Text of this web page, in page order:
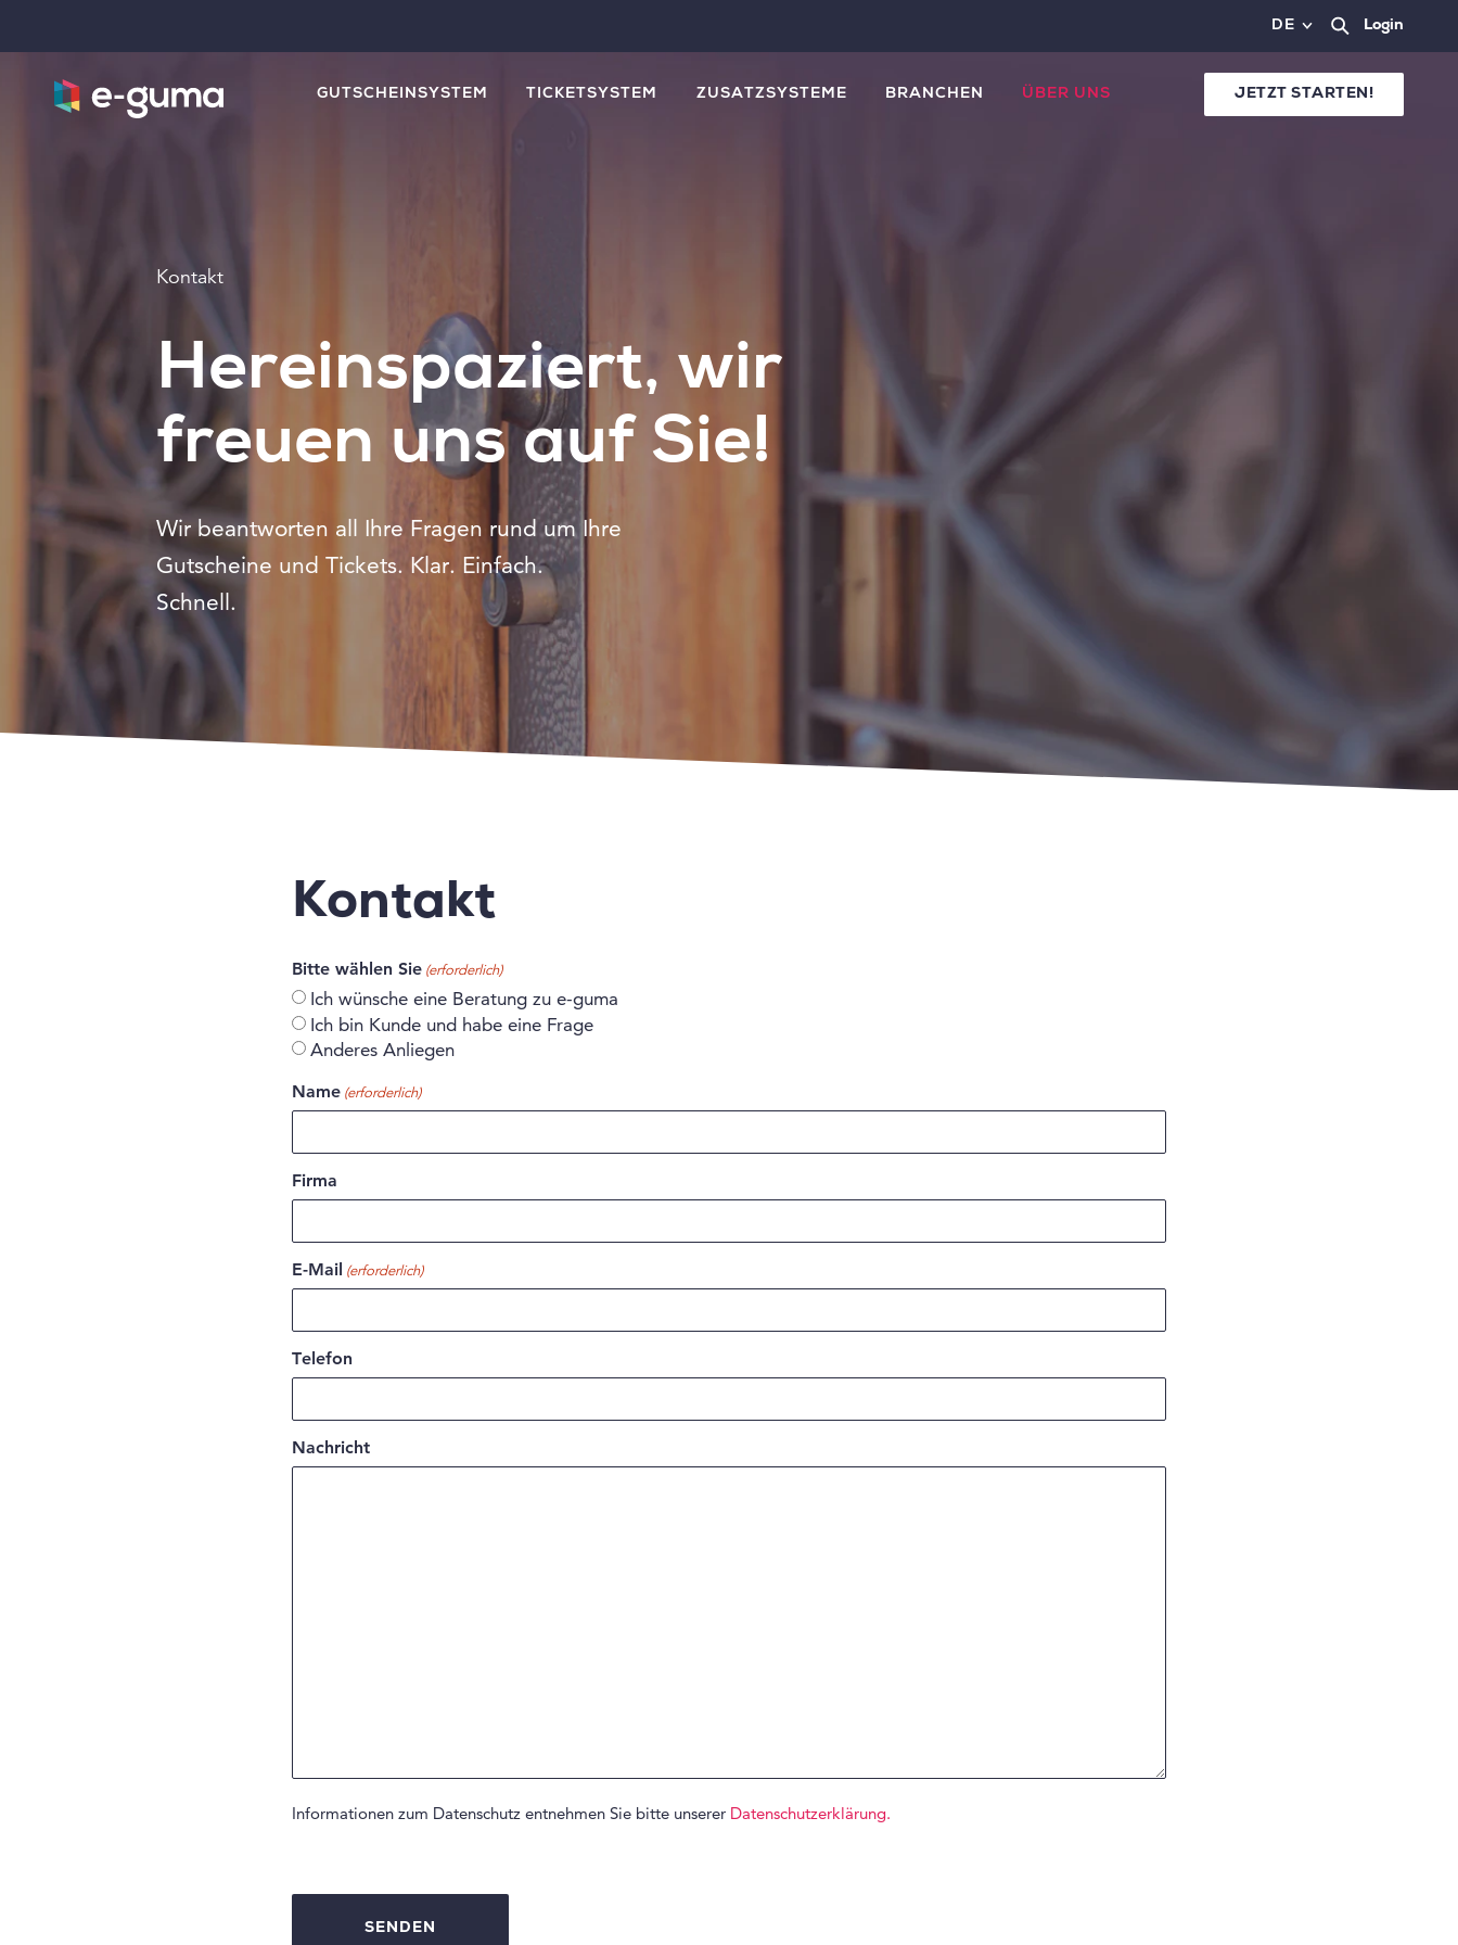
DE Login
GUTSCHEINSYSTEM TICKETSYSTEM ZUSATZSYSTEME BRANCHEN ÜBER UNS JETZT STARTEN!
Kontakt
Hereinspaziert, wir
freuen uns auf Sie!
Wir beantworten all Ihre Fragen rund um Ihre
Gutscheine und Tickets. Klar. Einfach.
Schnell.
Kontakt
Bitte wählen Sie (erforderlich)
Ich wünsche eine Beratung zu e-guma
Ich bin Kunde und habe eine Frage
Anderes Anliegen
Name (erforderlich)
Firma
E-Mail (erforderlich)
Telefon
Nachricht
Informationen zum Datenschutz entnehmen Sie bitte unserer Datenschutzerklärung.